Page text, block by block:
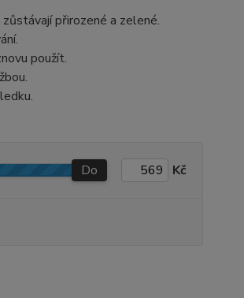
přirozené a zelené.
použít.
Do Kč